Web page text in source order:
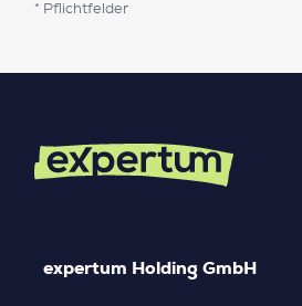
* Pflichtfelder
expertum Holding GmbH